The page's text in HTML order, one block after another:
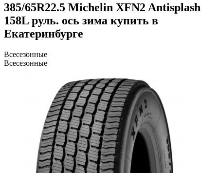
385/65R22.5 Michelin XFN2 Antisplash
158L руль. ось зима купить в
Екатеринбурге
Всесезонные
Всесезонные